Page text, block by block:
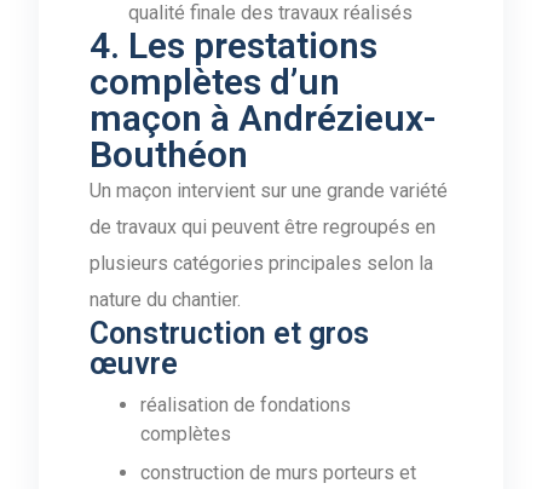
qualité finale des travaux réalisés
4. Les prestations
complètes d’un
maçon à Andrézieux-
Bouthéon
Un maçon intervient sur une grande variété
de travaux qui peuvent être regroupés en
plusieurs catégories principales selon la
nature du chantier.
Construction et gros
œuvre
réalisation de fondations
complètes
construction de murs porteurs et